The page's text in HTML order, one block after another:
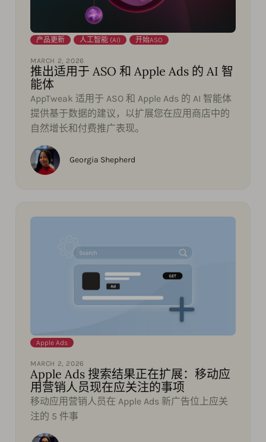
产品更新 人工智能 (AI) 开始ASO
MARCH 2, 2026
推出适用于 ASO 和 Apple Ads 的 AI 智
能体
AppTweak 适用于 ASO 和 Apple Ads 的 AI 智能体
提供基于数据的建议，以扩展您在应用商店中的
自然增长和付费推广表现。
Georgia Shepherd
Apple Ads
MARCH 2, 2026
Apple Ads 搜索结果正在扩展：移动应
用营销人员现在应关注的事项
移动应用营销人员在 Apple Ads 新广告位上应关
注的 5 件事